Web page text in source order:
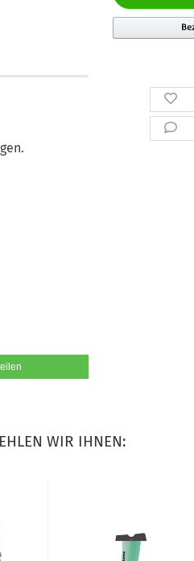
WIR IHNEN: